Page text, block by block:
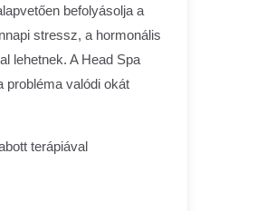
befolyásolja a
stressz, a hormonális
lehetnek. A Head Spa
probléma valódi okát
terápiával